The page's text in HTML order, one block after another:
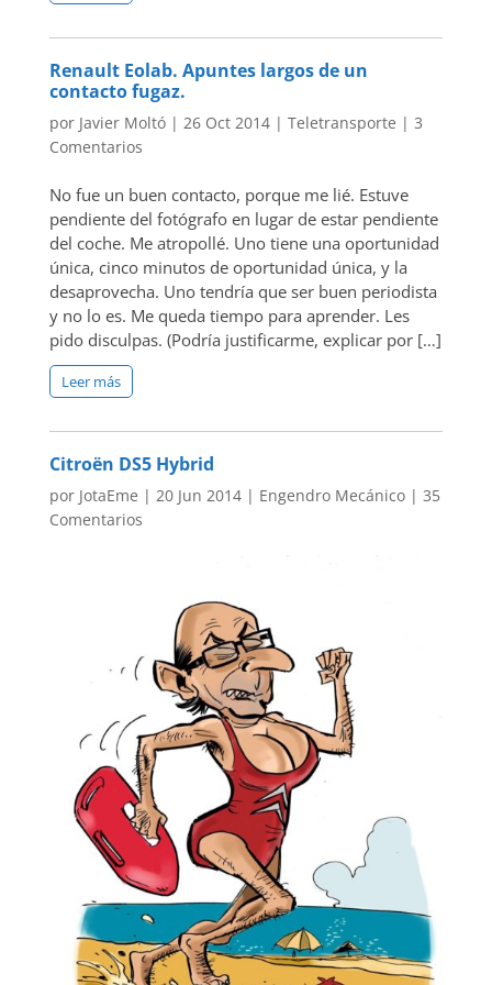
Renault Eolab. Apuntes largos de un
contacto fugaz.
por Javier Moltó| 26 Oct 2014| Teletransporte | 3
Comentarios
No fue un buen contacto, porque me lié. Estuve
pendiente del fotógrafo en lugar de estar pendiente
del coche. Me atropollé. Uno tiene una oportunidad
única, cinco minutos de oportunidad única, y la
desaprovecha. Uno tendría que ser buen periodista
y no lo es. Me queda tiempo para aprender. Les
pido disculpas. (Podría justificarme, explicar por […]
Leer más
Citroën DS5 Hybrid
por JotaEme | 20 Jun 2014| Engendro Mecánico| 35
Comentarios